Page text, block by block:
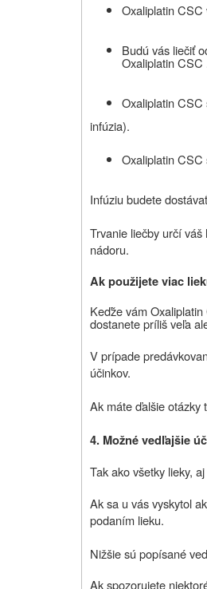
Oxaliplatin CSC
Budú vás liečiť
Oxaliplatin CSC
Oxaliplatin CSC
infúzia).
Oxaliplatin CSC
Infúziu budete
Trvanie liečby určí
nádoru.
Ak použijete viac
Keďže vámOxaliplatin
dostanete príliš veľa
V prípade
účinkov.
Ak máte ďalšie otázky
4. Možné vedľajšie
Tak ako všetky lieky, aj
Ak sa u vás vyskytol
podaním lieku.
Nižšie sú popísané
Ak spozorujete